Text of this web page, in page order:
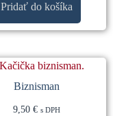
Pridať do košíka
Biznisman
9,50 € s DPH